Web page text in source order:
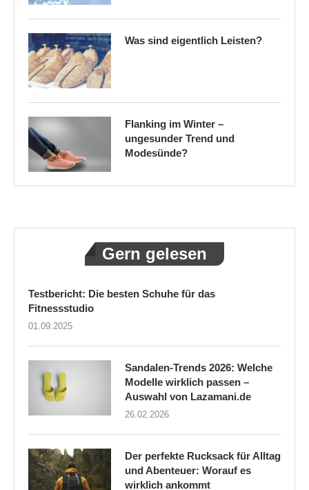
Was sind eigentlich Leisten?
Flanking im Winter –
ungesunder Trend und
Modesünde?
Gern gelesen
Testbericht: Die besten Schuhe für das
Fitnessstudio
01.09.2025
Sandalen-Trends 2026: Welche
Modelle wirklich passen –
Auswahl von Lazamani.de
26.02.2026
Der perfekte Rucksack für Alltag
und Abenteuer: Worauf es
wirklich ankommt